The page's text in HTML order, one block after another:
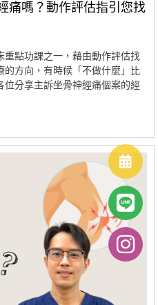
痛嗎？動作評估指引您找
點功課之一，藉由動作評估找
的方向，有時候「不做什麼」比
位分享主訴坐骨神經痛個案的經